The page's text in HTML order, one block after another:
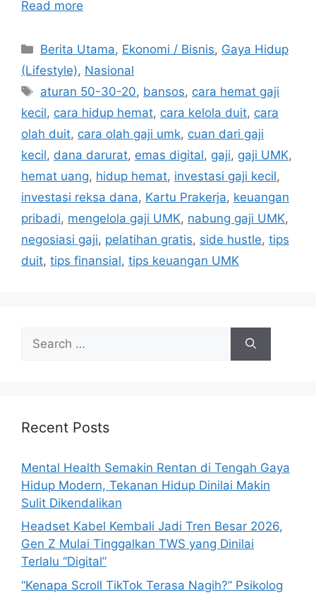
Read more
C
e
g
o
r
s
Berita Utama, Ekonomi / Bisnis, Gaya Hidup
(Lifestyle), Nasional
T
a
s
aturan 50-30-20, bansos, cara hemat gaji
kecil, cara hidup hemat, cara kelola duit, cara
olah duit, cara olah gaji umk, cuan dari gaji
kecil, dana darurat, emas digital, gaji, gaji UMK,
hemat uang, hidup hemat, investasi gaji kecil,
investasi reksa dana, Kartu Prakerja, keuangan
pribadi, mengelola gaji UMK, nabung gaji UMK,
negosiasi gaji, pelatihan gratis, side hustle, tips
duit, tips finansial, tips keuangan UMK
h
r
:
Recent Posts
Mental Health Semakin Rentan di Tengah Gaya
Hidup Modern, Tekanan Hidup Dinilai Makin
Sulit Dikendalikan
Headset Kabel Kembali Jadi Tren Besar 2026,
Gen Z Mulai Tinggalkan TWS yang Dinilai
Terlalu “Digital”
“Kenapa Scroll TikTok Terasa Nagih?” Psikolog